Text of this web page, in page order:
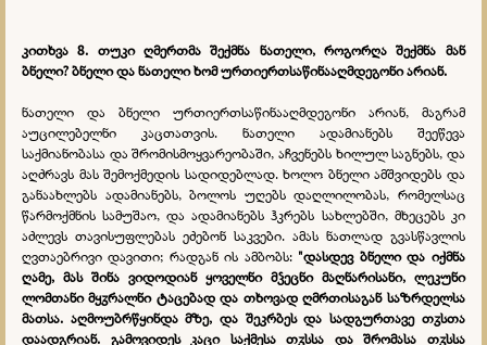
კითხვა 8. თუკი ღმერთმა შექმნა ნათელი, როგორღა შექმნა მან
ბნელი? ბნელი და ნათელი ხომ ურთიერთსაწინააღმდეგონი არიან.
ნათელი და ბნელი ურთიერთსაწინააღმდეგონი არიან, მაგრამ
აუცილებელნი კაცთათვის. ნათელი ადამიანებს შეეწევა
საქმიანობასა და შრომისმოყვარეობაში, აჩვენებს ხილულ საგნებს, და
აღძრავს მას შემოქმედის სადიდებლად. ხოლო ბნელი ამშვიდებს და
განაახლებს ადამიანებს, ბოლოს უღებს დაღლილობას, რომელსაც
წარმოქმნის სამუშაო, და ადამიანებს ჰკრებს სახლებში, მხეცებს კი
აძლევს თავისუფლებას ეძებონ საკვები. ამას ნათლად გვასწავლის
ღვთაებრივი დავითი; რადგან ის ამბობს: "დასდევ ბნელი და იქმნა
ღამე, მას შინა ვიდოდიან ყოველნი მჴეცნი მაღნარისანი, ლეკუნი
ლომთანი მყჳრალნი ტაცებად და თხოვად ღმრთისაგან საზრდელსა
მათსა. აღმოუბრწყინდა მზე, და შეკრბეს და სადგურთავე თჳსთა
დაადგრიან. გამოვიდეს კაცი საქმესა თჳსსა და შრომასა თჳსსა